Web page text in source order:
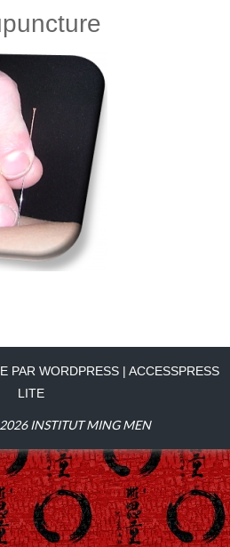
PAR WORDPRESS | ACCESSPRESS
LITE
INSTITUT MING MEN